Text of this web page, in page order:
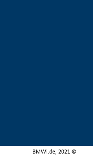
BMWi.de, 2021 ©